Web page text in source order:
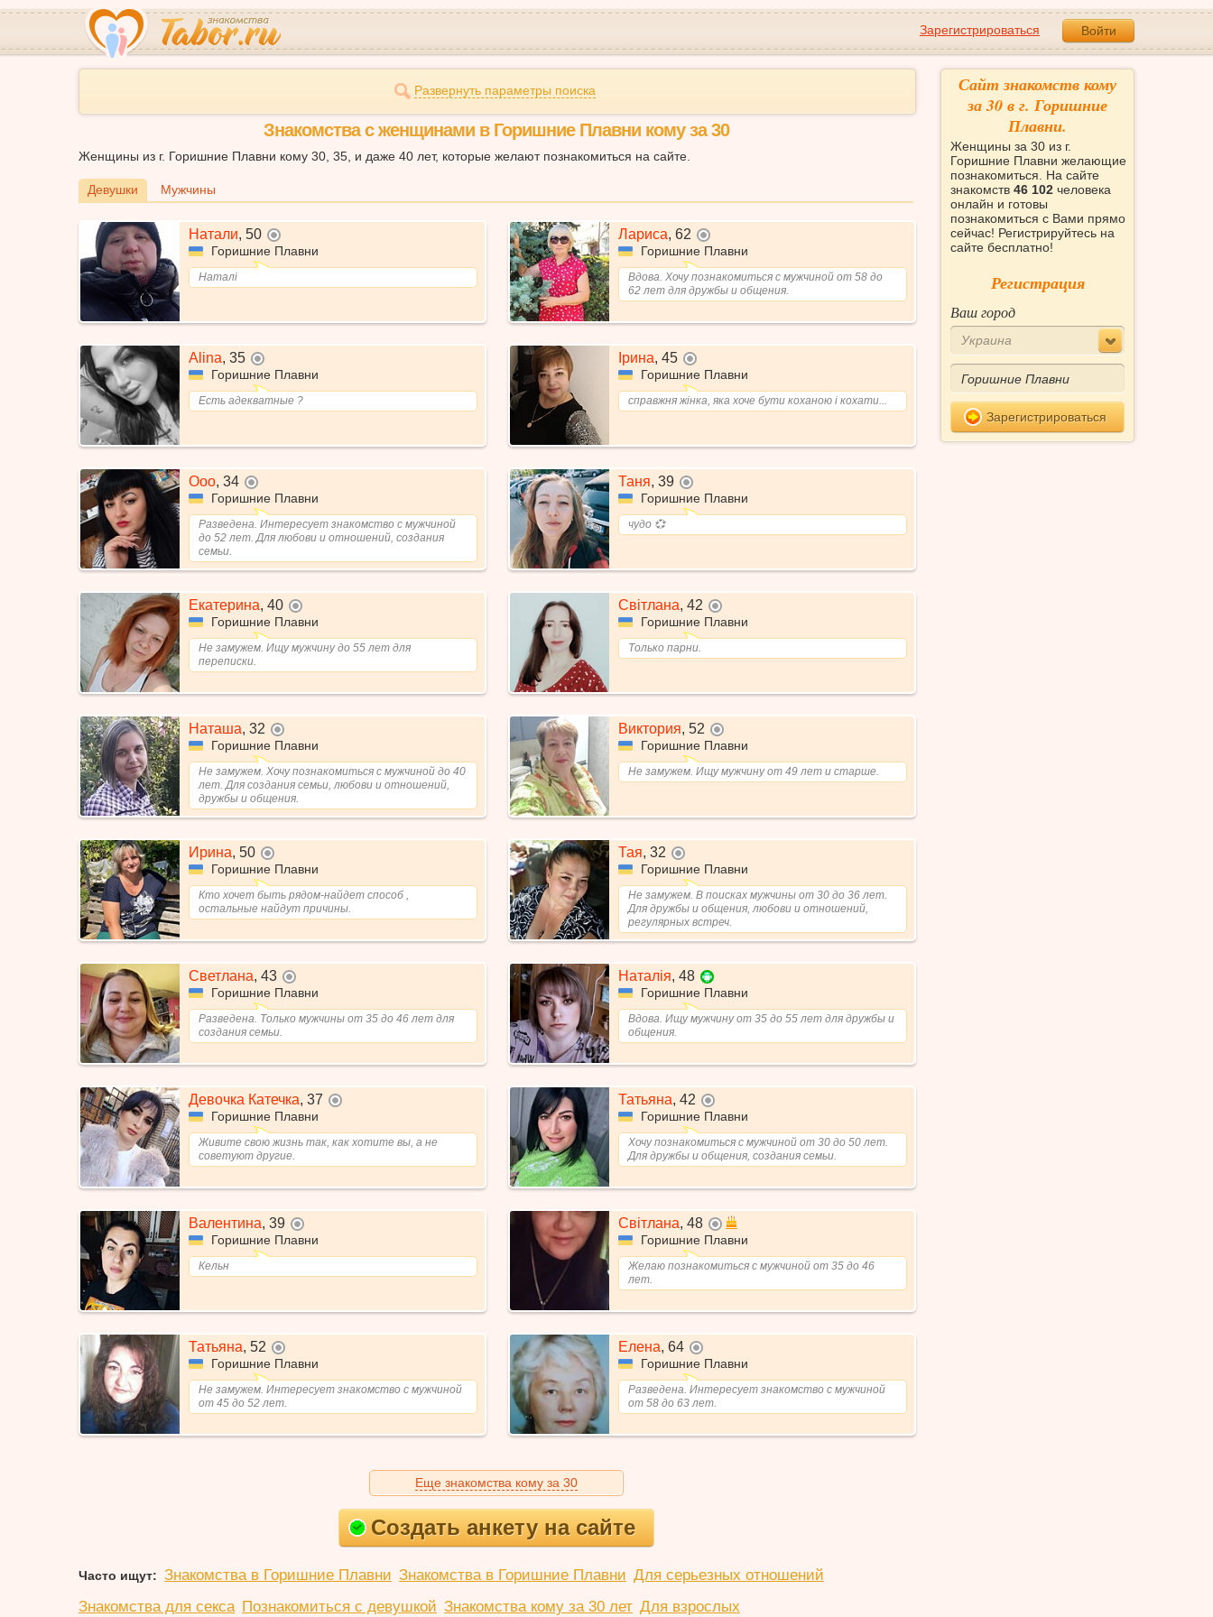
Зарегистрироваться Войти
Развернуть параметры поиска
Знакомства с женщинами в Горишние Плавни кому за 30
Женщины из г. Горишние Плавни кому 30, 35, и даже 40 лет, которые желают познакомиться на сайте.
Девушки Мужчины
Натали, 50
Горишние Плавни
Наталі
Лариса, 62
Горишние Плавни
Вдова. Хочу познакомиться с мужчиной от 58 до
62 лет для дружбы и общения.
Alina, 35
Горишние Плавни
Есть адекватные ?
Ірина, 45
Горишние Плавни
справжня жінка, яка хоче бути коханою і кохати...
Ооо, 34
Горишние Плавни
Разведена. Интересует знакомство с мужчиной
до 52 лет. Для любови и отношений, создания
семьи.
Таня, 39
Горишние Плавни
чудо 💞
Екатерина, 40
Горишние Плавни
Не замужем. Ищу мужчину до 55 лет для
переписки.
Світлана, 42
Горишние Плавни
Только парни.
Наташа, 32
Горишние Плавни
Не замужем. Хочу познакомиться с мужчиной до 40
лет. Для создания семьи, любови и отношений,
дружбы и общения.
Виктория, 52
Горишние Плавни
Не замужем. Ищу мужчину от 49 лет и старше.
Ирина, 50
Горишние Плавни
Кто хочет быть рядом-найдет способ ,
остальные найдут причины.
Тая, 32
Горишние Плавни
Не замужем. В поисках мужчины от 30 до 36 лет.
Для дружбы и общения, любови и отношений,
регулярных встреч.
Светлана, 43
Горишние Плавни
Разведена. Только мужчины от 35 до 46 лет для
создания семьи.
Наталія, 48
Горишние Плавни
Вдова. Ищу мужчину от 35 до 55 лет для дружбы и
общения.
Девочка Катечка, 37
Горишние Плавни
Живите свою жизнь так, как хотите вы, а не
советуют другие.
Татьяна, 42
Горишние Плавни
Хочу познакомиться с мужчиной от 30 до 50 лет.
Для дружбы и общения, создания семьи.
Валентина, 39
Горишние Плавни
Кельн
Світлана, 48 не в сети
Горишние Плавни
Желаю познакомиться с мужчиной от 35 до 46
лет.
Татьяна, 52
Горишние Плавни
Не замужем. Интересует знакомство с мужчиной
от 45 до 52 лет.
Елена, 64
Горишние Плавни
Разведена. Интересует знакомство с мужчиной
от 58 до 63 лет.
Еще знакомства кому за 30
Создать анкету на сайте
Часто ищут: Знакомства в Горишние Плавни Знакомства в Горишние Плавни Для серьезных отношений
Знакомства для секса Познакомиться с девушкой Знакомства кому за 30 лет Для взрослых
Сайт знакомств кому
за 30 в г. Горишние
Плавни.
Женщины за 30 из г.
Горишние Плавни желающие
познакомиться. На сайте
знакомств 46 102 человека
онлайн и готовы
познакомиться с Вами прямо
сейчас! Регистрируйтесь на
сайте бесплатно!
Регистрация
Ваш город
Украина
Зарегистрироваться